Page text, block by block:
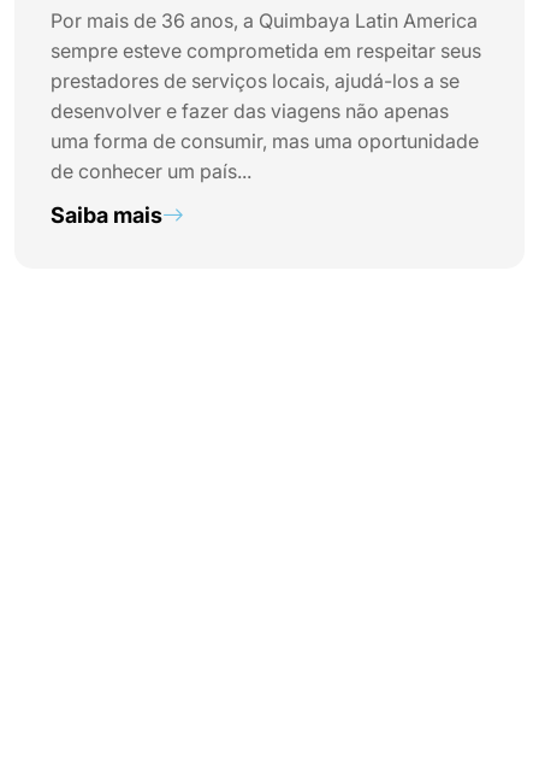
Por mais de 36 anos, a Quimbaya Latin America
sempre esteve comprometida em respeitar seus
prestadores de serviços locais, ajudá-los a se
desenvolver e fazer das viagens não apenas
uma forma de consumir, mas uma oportunidade
de conhecer um país...
Saiba mais